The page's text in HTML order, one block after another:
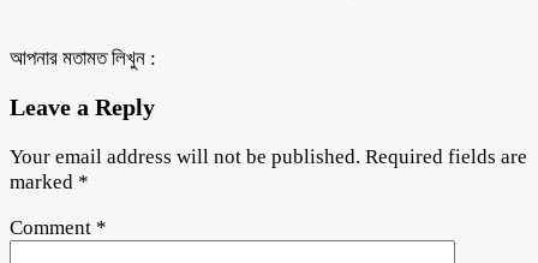
আপনার মতামত লিখুন :
Leave a Reply
Your email address will not be published. Required fields are
marked *
Comment *